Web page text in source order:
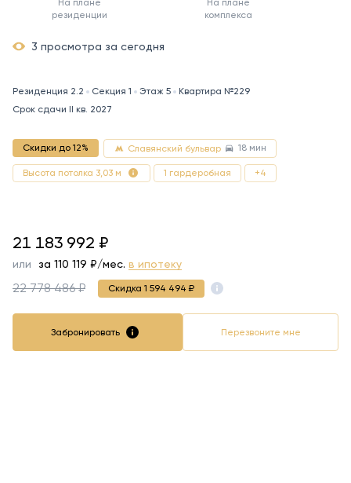
На плане
резиденции
На плане
комплекса
3 просмотра за сегодня
Резиденция 2.2 Секция 1 Этаж 5
Квартира №229
Срок сдачи II кв. 2027
Скидки до 12% Славянский бульвар 18 мин
Высота потолка 3,03 м 1 гардеробная +4
21183992
21 183 992 ₽
или за 110 119 ₽/мес. в ипотеку
22 778 486 ₽ Скидка 1 594 494 ₽
Забронировать Перезвоните мне